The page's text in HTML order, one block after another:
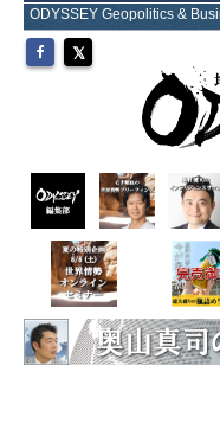
ODYSSEY Geopolitics &